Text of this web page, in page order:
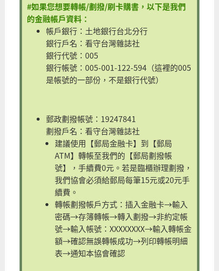
#如果您想要轉帳/劃撥/刷卡購書，以下是我們
的金融帳戶資料：
帳戶銀行：土地銀行台北分行
銀行戶名：看守台灣雜誌社
銀行代號：005
銀行帳號：005-001-122-594（這裡的005
是帳號的一部份，不是銀行代號）
郵政劃撥帳號：19247841
劃撥戶名：看守台灣雜誌社
建議使用【郵局金融卡】到【郵局
ATM】轉帳至我們的【郵局劃撥帳
號】，手續費0元。若是臨櫃辦理劃撥，
我們協會必須給郵局每筆15元或20元手
續費。
轉帳劃撥帳戶方式：插入金融卡→輸入
密碼→存簿轉帳→轉入劃撥→非約定帳
號→輸入帳號：XXXXXXXX→輸入轉帳金
額→確認無誤轉帳成功→列印轉帳明細
表→通知本協會確認